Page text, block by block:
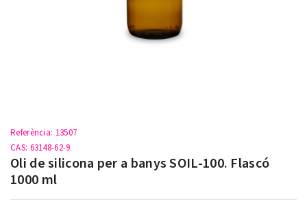
Referència: 13507
CAS: 63148-62-9
Oli de silicona per a banys SOIL-100. Flascó
1000 ml